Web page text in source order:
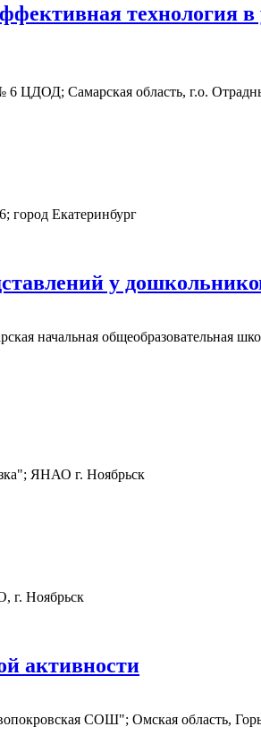
технология в
ЦДОД; Самарская область, г.о.
город Екатеринбург
у
начальная общеобразовательная
ЯНАО г. Ноябрьск
г. Ноябрьск
активности
СОШ"; Омская область,